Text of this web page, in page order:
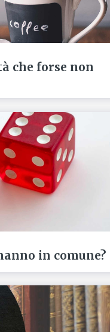
che forse non
in comune?